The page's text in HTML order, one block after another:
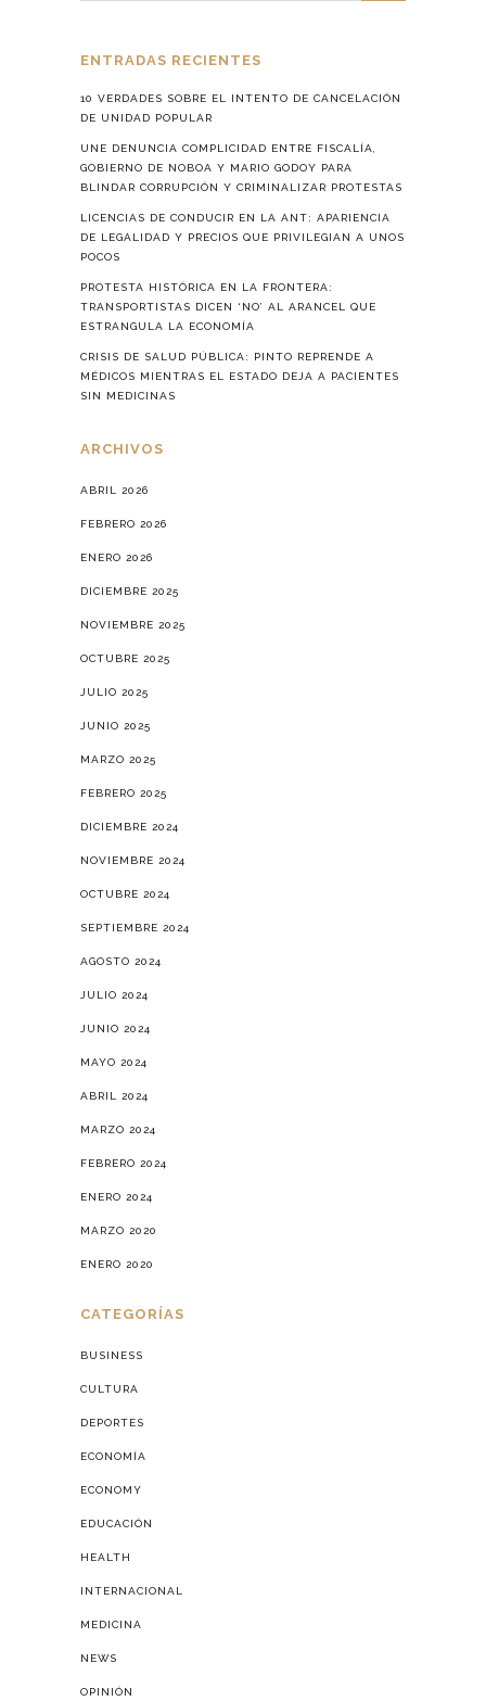
ENTRADAS RECIENTES
10 VERDADES SOBRE EL INTENTO DE CANCELACIÓN
DE UNIDAD POPULAR
UNE DENUNCIA COMPLICIDAD ENTRE FISCALÍA,
GOBIERNO DE NOBOA Y MARIO GODOY PARA
BLINDAR CORRUPCIÓN Y CRIMINALIZAR PROTESTAS
LICENCIAS DE CONDUCIR EN LA ANT: APARIENCIA
DE LEGALIDAD Y PRECIOS QUE PRIVILEGIAN A UNOS
POCOS
PROTESTA HISTÓRICA EN LA FRONTERA:
TRANSPORTISTAS DICEN ‘NO’ AL ARANCEL QUE
ESTRANGULA LA ECONOMÍA
CRISIS DE SALUD PÚBLICA: PINTO REPRENDE A
MÉDICOS MIENTRAS EL ESTADO DEJA A PACIENTES
SIN MEDICINAS
ARCHIVOS
ABRIL 2026
FEBRERO 2026
ENERO 2026
DICIEMBRE 2025
NOVIEMBRE 2025
OCTUBRE 2025
JULIO 2025
JUNIO 2025
MARZO 2025
FEBRERO 2025
DICIEMBRE 2024
NOVIEMBRE 2024
OCTUBRE 2024
SEPTIEMBRE 2024
AGOSTO 2024
JULIO 2024
JUNIO 2024
MAYO 2024
ABRIL 2024
MARZO 2024
FEBRERO 2024
ENERO 2024
MARZO 2020
ENERO 2020
CATEGORÍAS
BUSINESS
CULTURA
DEPORTES
ECONOMÍA
ECONOMY
EDUCACIÓN
HEALTH
INTERNACIONAL
MEDICINA
NEWS
OPINIÓN